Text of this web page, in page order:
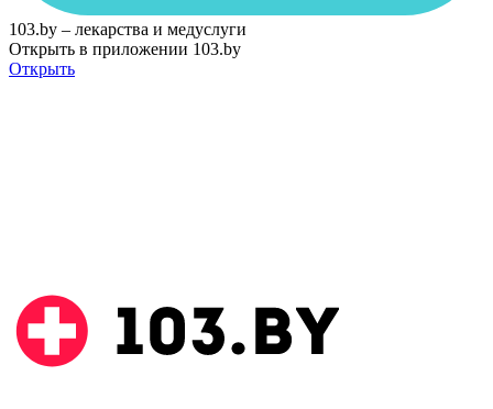
103.by – лекарства и медуслуги
Открыть в приложении 103.by
Открыть